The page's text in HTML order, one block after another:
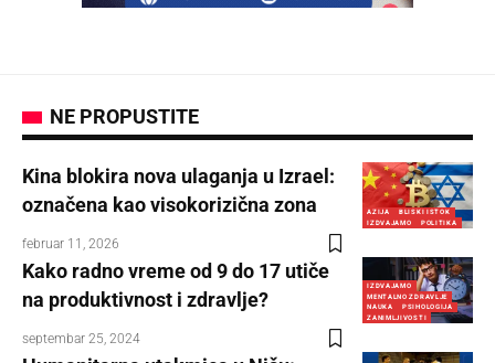
NE PROPUSTITE
AZIJA
BLISKI ISTOK
IZDVAJAMO
POLITIKA
Kina blokira nova ulaganja u Izrael:
označena kao visokorizična zona
februar 11, 2026
IZDVAJAMO
MENTALNO ZDRAVLJE
NAUKA
PSIHOLOGIJA
ZANIMLJIVOSTI
Kako radno vreme od 9 do 17 utiče
na produktivnost i zdravlje?
septembar 25, 2024